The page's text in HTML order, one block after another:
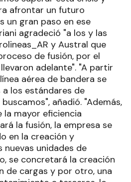
afrontar un futuro
un gran paso en ese
agradeció "a los y las
y Austral que
de fusión, por el
adelante". "A partir
aérea de bandera se
los estándares de
añadió. "Además,
mayor eficiencia
la fusión, la empresa se
en la creación y
unidades de
se concretará la creación
de cargas y por otro, una